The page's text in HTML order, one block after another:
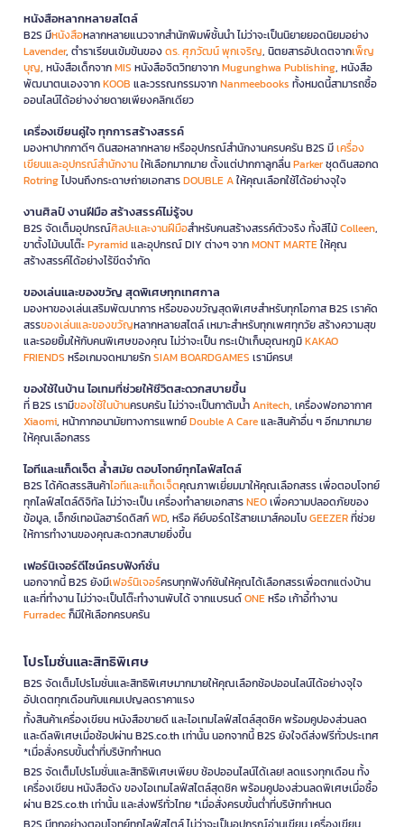
หนังสือหลากหลายสไตล์
B2S มีหนังสือหลากหลายแนวจากสำนักพิมพ์ชั้นนำ ไม่ว่าจะเป็นนิยายยอดนิยมอย่าง
Lavender, ตำราเรียนเข้มข้นของดร. ศุภวัฒน์ พุกเจริญ, นิตยสารอัปเดตจากเพ็ญ
บุญ, หนังสือเด็กจากMIS หนังสือจิตวิทยาจากMugunghwa Publishing, หนังสือ
พัฒนาตนเองจากKOOB และวรรณกรรมจากNanmeebooks ทั้งหมดนี้สามารถซื้อ
ออนไลน์ได้อย่างง่ายดายเพียงคลิกเดียว
เครื่องเขียนคู่ใจ ทุกการสร้างสรรค์
มองหาปากกาดีๆ ดินสอหลากหลาย หรืออุปกรณ์สำนักงานครบครัน B2S มีเครื่อง
เขียนและอุปกรณ์สำนักงานให้เลือกมากมาย ตั้งแต่ปากกาลูกลื่นParkerชุดดินสอกด
Rotringไปจนถึงกระดาษถ่ายเอกสารDOUBLE Aให้คุณเลือกใช้ได้อย่างจุใจ
งานศิลป์ งานฝีมือ สร้างสรรค์ไม่รู้จบ
B2S จัดเต็มอุปกรณ์ศิลปะและงานฝีมือสำหรับคนสร้างสรรค์ตัวจริง ทั้งสีไม้Colleen,
ขาตั้งไม้บนโต๊ะPyramidและอุปกรณ์ DIY ต่างๆ จากMONT MARTEให้คุณ
สร้างสรรค์ได้อย่างไร้ขีดจำกัด
ของเล่นและของขวัญ สุดพิเศษทุกเทศกาล
มองหาของเล่นเสริมพัฒนาการ หรือของขวัญสุดพิเศษสำหรับทุกโอกาส B2S เราคัด
สรรของเล่นและของขวัญหลากหลายสไตล์ เหมาะสำหรับทุกเพศทุกวัย สร้างความสุข
และรอยยิ้มให้กับคนพิเศษของคุณ ไม่ว่าจะเป็น กระเป๋าเก็บอุณหภูมิKAKAO
FRIENDS หรือเกมจดหมายรักSIAM BOARDGAMES เรามีครบ!
ของใช้ในบ้าน ไอเทมที่ช่วยให้ชีวิตสะดวกสบายขึ้น
ที่ B2S เรามีของใช้ในบ้านครบครัน ไม่ว่าจะเป็นกาต้มน้ำAnitech, เครื่องฟอกอากาศ
Xiaomi, หน้ากากอนามัยทางการแพทย์Double A Careและสินค้าอื่น ๆ อีกมากมาย
ให้คุณเลือกสรร
ไอทีและแก็ดเจ็ต ล้ำสมัย ตอบโจทย์ทุกไลฟ์สไตล์
B2S ได้คัดสรรสินค้าไอทีและแก็ดเจ็ตคุณภาพเยี่ยมมาให้คุณเลือกสรร เพื่อตอบโจทย์
ทุกไลฟ์สไตล์ดิจิทัล ไม่ว่าจะเป็น เครื่องทำลายเอกสารNEOเพื่อความปลอดภัยของ
ข้อมูล, เอ็กซ์เทอนัลฮาร์ดดิสก์WD, หรือ คีย์บอร์ดไร้สายเมาส์คอมโบGEEZERที่ช่วย
ให้การทำงานของคุณสะดวกสบายยิ่งขึ้น
เฟอร์นิเจอร์ดีไซน์ครบฟังก์ชั่น
นอกจากนี้ B2S ยังมีเฟอร์นิเจอร์ครบทุกฟังก์ชันให้คุณได้เลือกสรรเพื่อตกแต่งบ้าน
และที่ทำงาน ไม่ว่าจะเป็นโต๊ะทำงานพับได้ จากแบรนด์ONEหรือ เก้าอี้ทำงาน
Furradecก็มีให้เลือกครบครัน
โปรโมชั่นและสิทธิพิเศษ
B2S จัดเต็มโปรโมชั่นและสิทธิพิเศษมากมายให้คุณเลือกช้อปออนไลน์ได้อย่างจุใจ
อัปเดตทุกเดือนกับแคมเปญลดราคาแรง
ทั้งสินค้าเครื่องเขียน หนังสือขายดี และไอเทมไลฟ์สไตล์สุดชิค พร้อมคูปองส่วนลด
และดีลพิเศษเมื่อช้อปผ่าน B2S.co.th เท่านั้น นอกจากนี้ B2S ยังใจดีส่งฟรีทั่วประเทศ
*เมื่อสั่งครบขั้นต่ำที่บริษัทกำหนด
B2S จัดเต็มโปรโมชั่นและสิทธิพิเศษเพียบ ช้อปออนไลน์ได้เลย! ลดแรงทุกเดือน ทั้ง
เครื่องเขียน หนังสือดัง ของไอเทมไลฟ์สไตล์สุดชิค พร้อมคูปองส่วนลดพิเศษเมื่อซื้อ
ผ่าน B2S.co.th เท่านั้น และส่งฟรีทั่วไทย *เมื่อสั่งครบขั้นต่ำที่บริษัทกำหนด